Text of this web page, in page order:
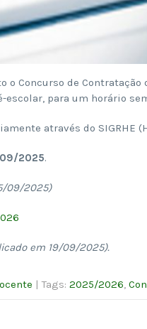
o Concurso de
escolar, para um horário
através do SIGRHE
2025.
09/2025)
em 19/09/2025).
| Tags: 2025/2026,